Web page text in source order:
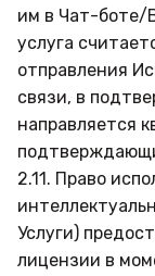
им в Чат-боте/
услуга
отправления
связи, в
направляется
2.11. Право
Услуги)
лицензии в